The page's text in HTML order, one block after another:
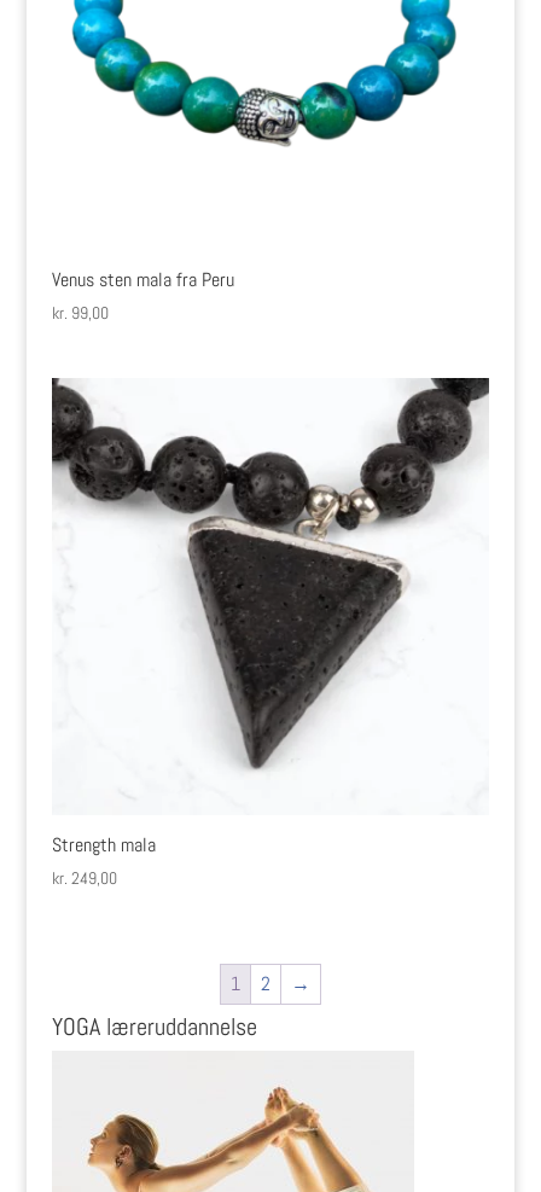
Venus sten mala fra Peru
kr. 99,00
Strength mala
kr. 249,00
1 2 →
YOGA læreruddannelse